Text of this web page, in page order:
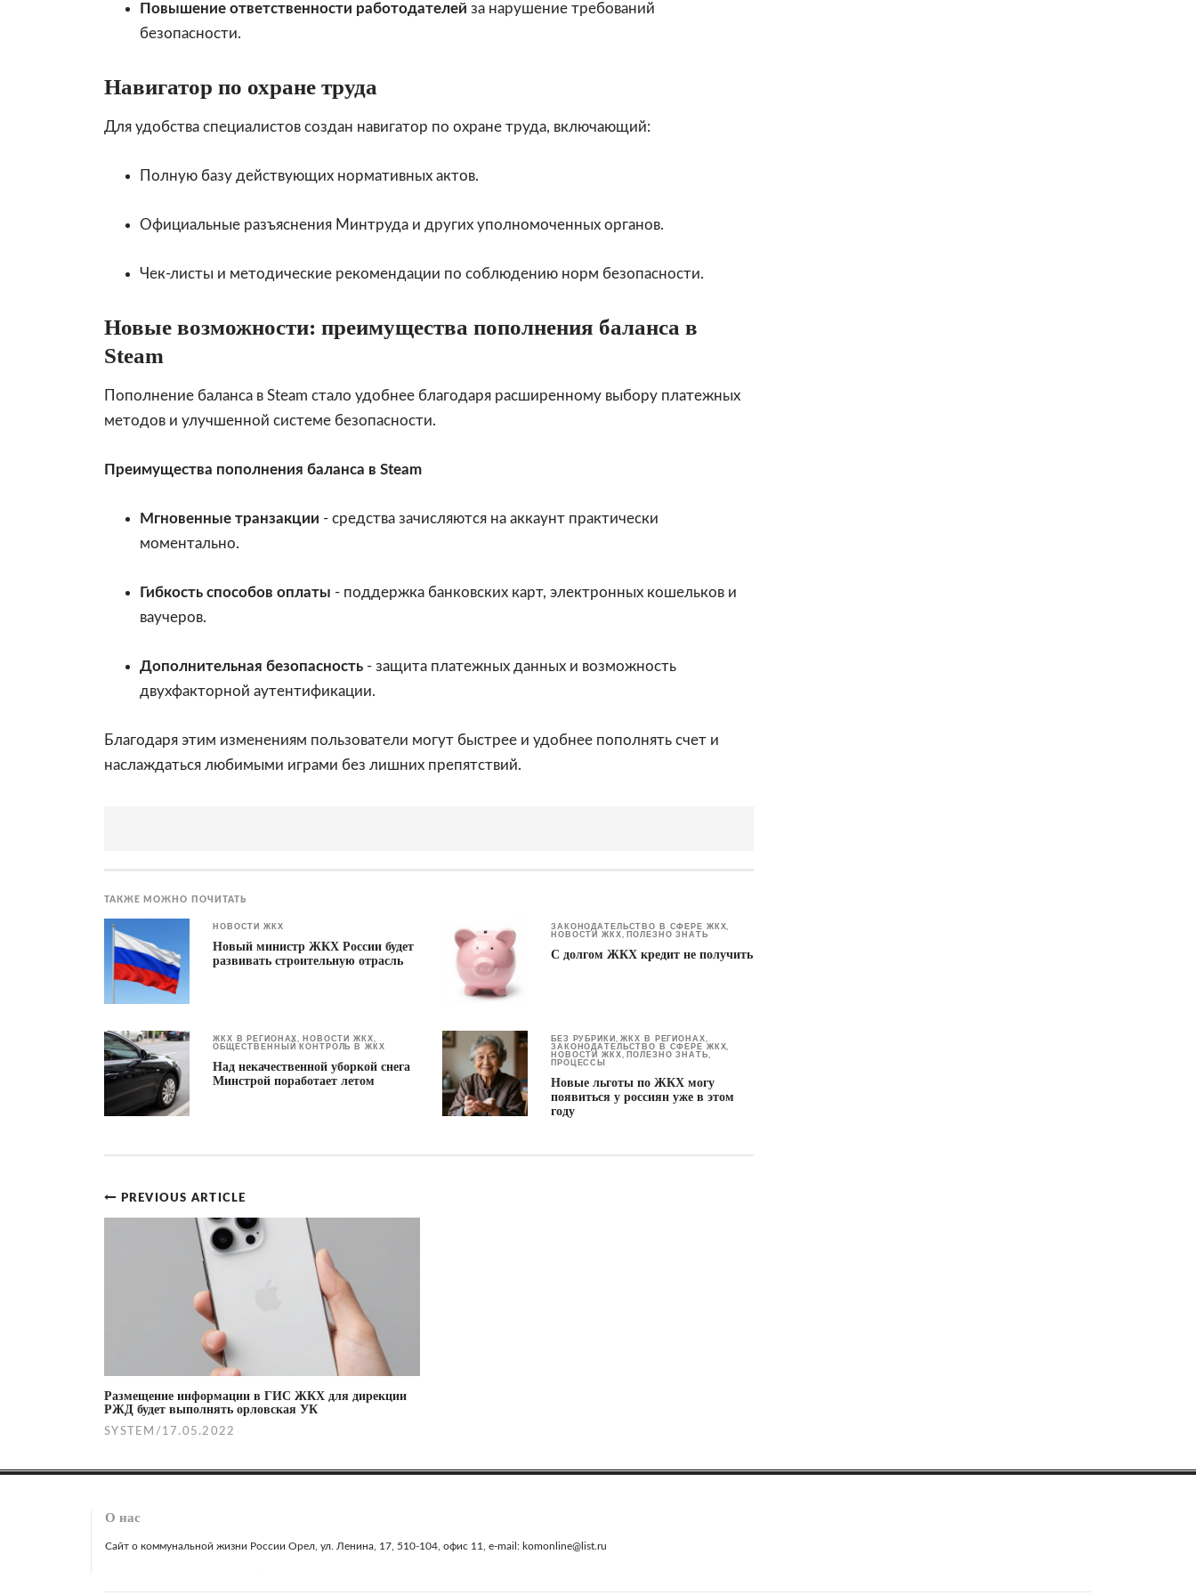
Повышение ответственности работодателей за нарушение требований
безопасности.
Навигатор по охране труда
Для удобства специалистов создан навигатор по охране труда, включающий:
Полную базу действующих нормативных актов.
Официальные разъяснения Минтруда и других уполномоченных органов.
Чек-листы и методические рекомендации по соблюдению норм безопасности.
Новые возможности: преимущества пополнения баланса в
Steam
Пополнение баланса в Steam стало удобнее благодаря расширенному выбору платежных
методов и улучшенной системе безопасности.
Преимущества пополнения баланса в Steam
Мгновенные транзакции - средства зачисляются на аккаунт практически
моментально.
Гибкость способов оплаты - поддержка банковских карт, электронных кошельков и
ваучеров.
Дополнительная безопасность - защита платежных данных и возможность
двухфакторной аутентификации.
Благодаря этим изменениям пользователи могут быстрее и удобнее пополнять счет и
наслаждаться любимыми играми без лишних препятствий.
ТАКЖЕ МОЖНО ПОЧИТАТЬ
НОВОСТИ ЖКХ
Новый министр ЖКХ России будет
развивать строительную отрасль
ЗАКОНОДАТЕЛЬСТВО В СФЕРЕ ЖКХ,
НОВОСТИ ЖКХ, ПОЛЕЗНО ЗНАТЬ
С долгом ЖКХ кредит не получить
ЖКХ В РЕГИОНАХ, НОВОСТИ ЖКХ,
ОБЩЕСТВЕННЫЙ КОНТРОЛЬ В ЖКХ
Над некачественной уборкой снега
Минстрой поработает летом
БЕЗ РУБРИКИ ,ЖКХ В РЕГИОНАХ,
ЗАКОНОДАТЕЛЬСТВО В СФЕРЕ ЖКХ,
НОВОСТИ ЖКХ, ПОЛЕЗНО ЗНАТЬ,
ПРОЦЕССЫ
Новые льготы по ЖКХ могу
появиться у россиян уже в этом
году
Post
navigation
PREVIOUS ARTICLE
Размещение информации в ГИС ЖКХ для дирекции
РЖД будет выполнять орловская УК
SYSTEM / 17.05.2022
О нас
Сайт о коммунальной жизни России Орел, ул. Ленина, 17, 510-104, офис 11, e-mail: komonline@list.ru